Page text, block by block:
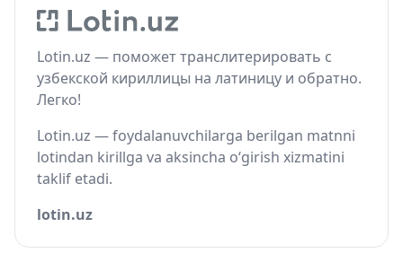
Lotin.uz — поможет транслитерировать с
узбекской кириллицы на латиницу и обратно.
Легко!
Lotin.uz — foydalanuvchilarga berilgan matnni
lotindan kirillga va aksincha o‘girish xizmatini
taklif etadi.
lotin.uz